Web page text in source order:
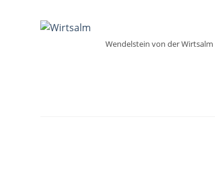
Wendelstein von der Wirtsalm